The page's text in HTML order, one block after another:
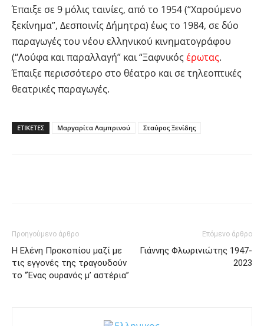
Έπαιξε σε 9 μόλις ταινίες, από το 1954 (“Χαρούμενο
ξεκίνημα”, Δεσποινίς Δήμητρα) έως το 1984, σε δύο
παραγωγές του νέου ελληνικού κινηματογράφου
(“Λούφα και παραλλαγή” και “Ξαφνικός έρωτας.
Έπαιξε περισσότερο στο θέατρο και σε τηλεοπτικές
θεατρικές παραγωγές.
ΕΤΙΚΕΤΕΣ Μαργαρίτα Λαμπρινού Σταύρος Ξενίδης
Προηγούμενο άρθρο
Η Ελένη Προκοπίου μαζί με
τις εγγονές της τραγουδούν
το “Ένας ουρανός μ’ αστέρια”
Επόμενο άρθρο
Γιάννης Φλωρινιώτης 1947-
2023